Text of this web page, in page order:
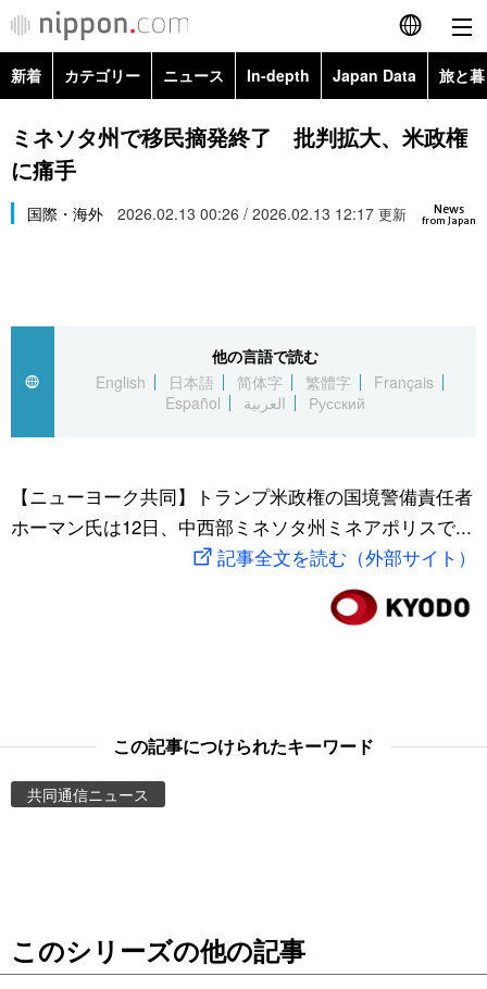
English
简体字
Русский
カテゴリー
経済・ビジネス
国際
文化
トップ
アーカイブ
In-depth
Japan Data
動画/Live
お知らせ
新着 カテゴリー ニュース In-depth Japan Data 旅と
政治・外交
経済・ビジネス
スポーツ・東京2020
Topics
ミネソタ州で移民摘発終了 批判拡大、米政権
に痛手
News
from Japan
国際・海外 2026.02.13 00:26 / 2026.02.13 12:17 更新
他の言語で読む
English
日本語 简体字 繁體字
Français
Español
العربية Русский
【ニューヨーク共同】トランプ米政権の国境警備責任者
ホーマン氏は12日、中西部ミネソタ州ミネアポリスで...
記事全文を読む（外部サイト）
この記事につけられたキーワード
共同通信ニュース
このシリーズの他の記事